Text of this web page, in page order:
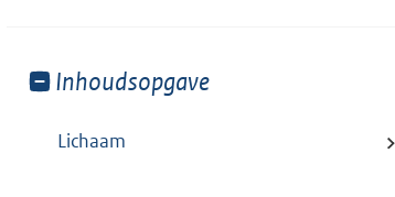
Toon
van:
Inhoudsopgave
Lichaam